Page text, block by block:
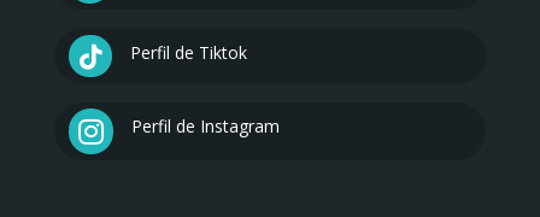
 Perfil de Tiktok
 Perfil de Instagram